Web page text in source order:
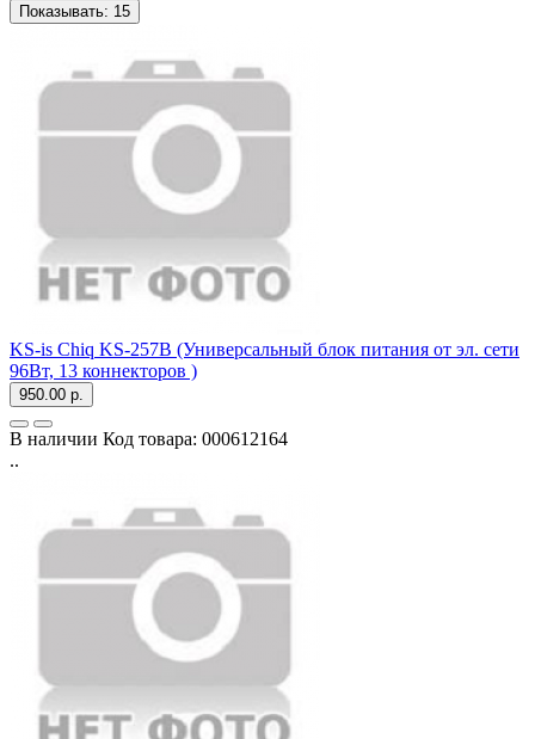
Показывать: 15
KS-is Chiq KS-257B (Универсальный блок питания от эл. сети
96Вт, 13 коннекторов )
950.00 р.
В наличии Код товара: 000612164
..